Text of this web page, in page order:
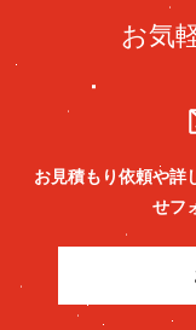
お気
お見積もり依頼や詳
せフ